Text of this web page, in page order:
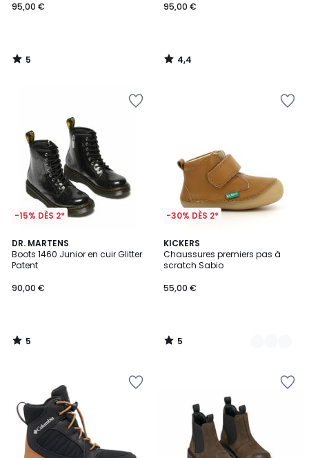
95,00 €
5
/
95,00 €
4,4
/
-15% DÈS 2*
DR. MARTENS
Boots 1460 Junior en cuir Glitter
Patent
90,00 €
5
/
5
5
/
-30% DÈS 2*
KICKERS
Chaussures premiers pas à
scratch Sabio
55,00 €
5
/
5
2
Couleurs
5
/